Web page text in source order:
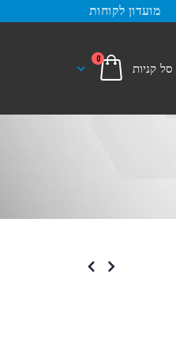
מועדון לקוחות
0